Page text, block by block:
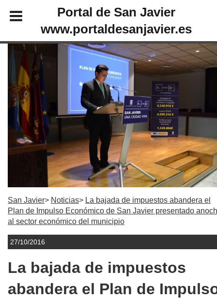
Portal de San Javier
www.portaldesanjavier.es
San Javier Noticias
La bajada de impuestos abandera el
Plan de Impulso Económico de San Javier presentado
al sector económico del municipio
27/10/2016
La bajada de impuestos
abandera el Plan de